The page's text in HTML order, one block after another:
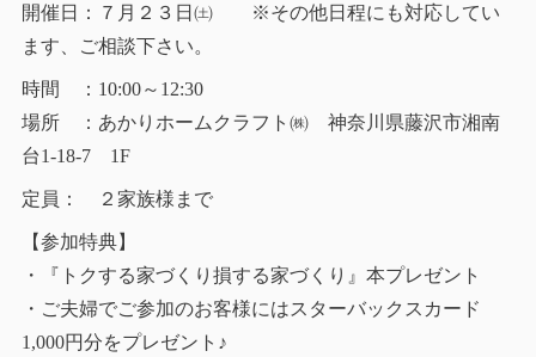
開催日：７月２３日㈯ ※その他日程にも対応してい
ます、ご相談下さい。
時間 ：10:00～12:30
場所 ：あかりホームクラフト㈱ 神奈川県藤沢市湘南
台1-18-7 1F
定員： ２家族様まで
【参加特典】
・『トクする家づくり損する家づくり』本プレゼント
・ご夫婦でご参加のお客様にはスターバックスカード
1,000円分をプレゼント♪